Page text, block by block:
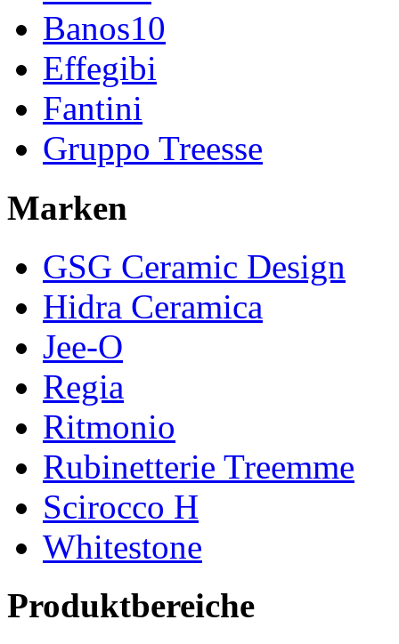
Banos10
Effegibi
Fantini
Gruppo Treesse
Marken
GSG Ceramic Design
Hidra Ceramica
Jee-O
Regia
Ritmonio
Rubinetterie Treemme
Scirocco H
Whitestone
Produktbereiche